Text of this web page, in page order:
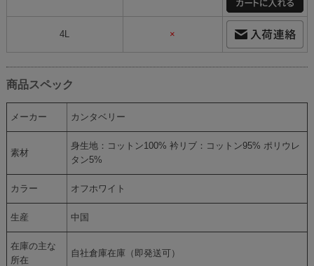
4L ×
商品スペック
メーカー カンタベリー
素材
身生地：コットン100% 衿リブ：コットン95% ポリウレ
タン5%
カラー オフホワイト
生産 中国
在庫の主な
所在
自社倉庫在庫（即発送可）